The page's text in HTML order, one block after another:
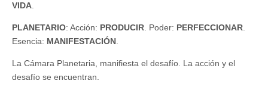
VIDA.
PLANETARIO: Acción: PRODUCIR. Poder: PERFECCIONAR.
Esencia: MANIFESTACIÓN.
La Cámara Planetaria, manifiesta el desafío. La acción y el
desafío se encuentran.